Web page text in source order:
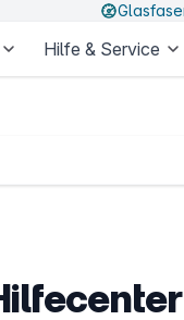
Hilfe & Service